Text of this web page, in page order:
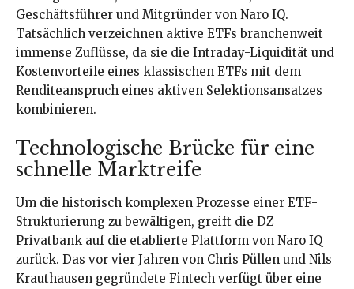
Geschäftsführer und Mitgründer von Naro IQ.
Tatsächlich verzeichnen aktive ETFs branchenweit
immense Zuflüsse, da sie die Intraday-Liquidität und
Kostenvorteile eines klassischen ETFs mit dem
Renditeanspruch eines aktiven Selektionsansatzes
kombinieren.
Technologische Brücke für eine
schnelle Marktreife
Um die historisch komplexen Prozesse einer ETF-
Strukturierung zu bewältigen, greift die DZ
Privatbank auf die etablierte Plattform von Naro IQ
zurück. Das vor vier Jahren von Chris Püllen und Nils
Krauthausen gegründete Fintech verfügt über eine